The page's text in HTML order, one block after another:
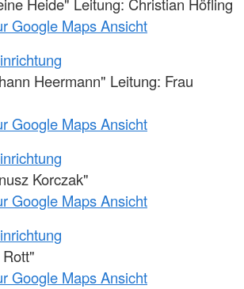
Heide" Leitung: Christian Höfling
Google Maps Ansicht
Heermann" Leitung: Frau
Google Maps Ansicht
Korczak"
Google Maps Ansicht
Google Maps Ansicht